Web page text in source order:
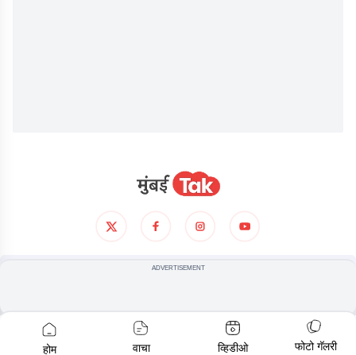
गोपनीयता धोरण
ADVERTISEMENT
होम वाचा व्हिडीओ फोटो गॅलरी